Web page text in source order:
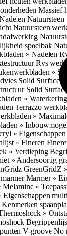
Massief
Natuursteen
Natuursteen
spoelbak
» Nadelen
Rvs
»
Solid Surface
Solid
»
Terrazzo
»
»
»
» Fineren
» Verdieping
» Andersoortig
GreenGridZ
Marmer »
Melamine »
Kenmerken
»
V-groove No